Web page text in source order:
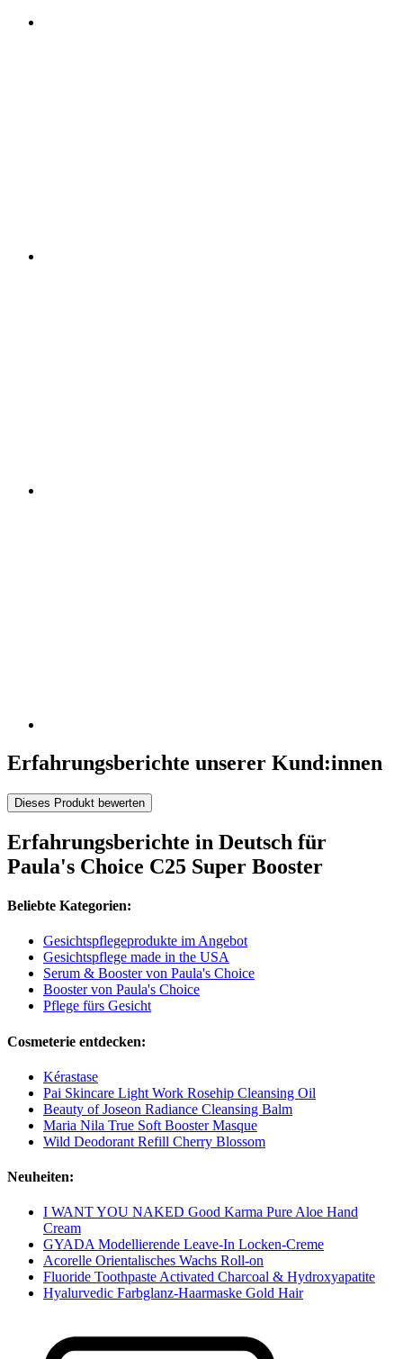
Erfahrungsberichte unserer Kund:innen
Dieses Produkt bewerten
Erfahrungsberichte in Deutsch für
Paula's Choice C25 Super Booster
Beliebte Kategorien:
Gesichtspflegeprodukte im Angebot
Gesichtspflege made in the USA
Serum & Booster von Paula's Choice
Booster von Paula's Choice
Pflege fürs Gesicht
Cosmeterie entdecken:
Kérastase
Pai Skincare Light Work Rosehip Cleansing Oil
Beauty of Joseon Radiance Cleansing Balm
Maria Nila True Soft Booster Masque
Wild Deodorant Refill Cherry Blossom
Neuheiten:
I WANT YOU NAKED Good Karma Pure Aloe Hand
Cream
GYADA Modellierende Leave-In Locken-Creme
Acorelle Orientalisches Wachs Roll-on
Fluoride Toothpaste Activated Charcoal & Hydroxyapatite
Hyalurvedic Farbglanz-Haarmaske Gold Hair